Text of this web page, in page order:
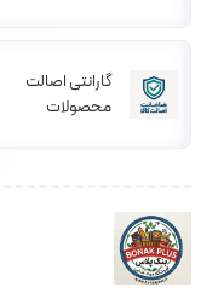
گارانتی اصالت
محصولات